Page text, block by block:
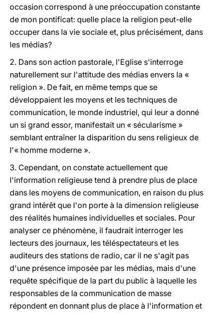
occasion correspond à une préoccupation constante
de mon pontificat: quelle place la religion peut-elle
occuper dans la vie sociale et, plus précisément, dans
les médias?
2. Dans son action pastorale, l'Eglise s'interroge
naturellement sur l'attitude des médias envers la «
religion ». De fait, en même temps que se
développaient les moyens et les techniques de
communication, le monde industriel, qui leur a donné
un si grand essor, manifestait un « sécularisme »
semblant entraîner la disparition du sens religieux de
l'« homme moderne ».
3. Cependant, on constate actuellement que
l'information religieuse tend à prendre plus de place
dans les moyens de communication, en raison du plus
grand intérêt que l'on porte à la dimension religieuse
des réalités humaines individuelles et sociales. Pour
analyser ce phénomène, il faudrait interroger les
lecteurs des journaux, les téléspectateurs et les
auditeurs des stations de radio, car il ne s'agit pas
d'une présence imposée par les médias, mais d'une
requête spécifique de la part du public à laquelle les
responsables de la communication de masse
répondent en donnant plus de place à l'information et